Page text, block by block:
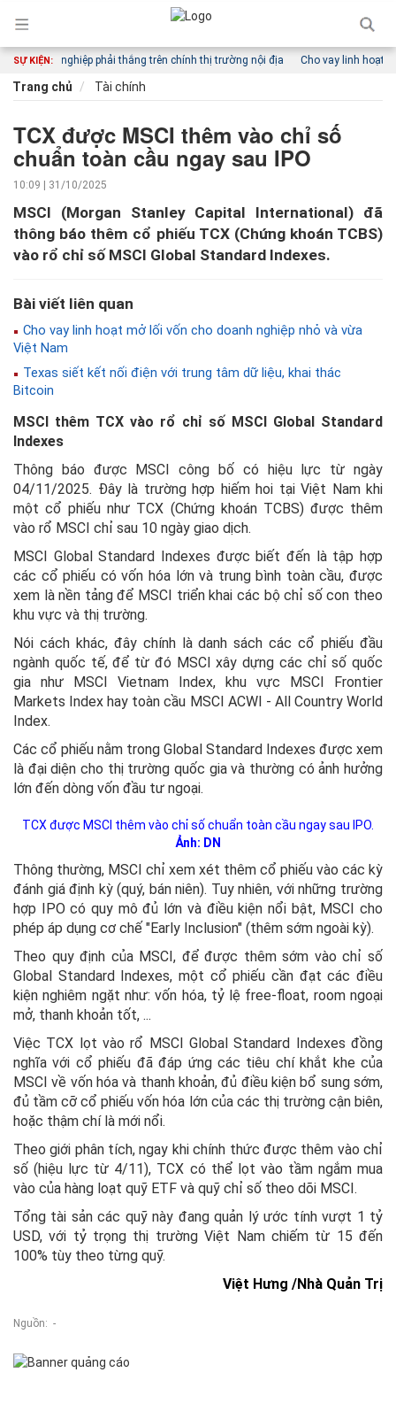
SỰ KIỆN:nghiệp phải thắng trên chính thị trường nội địa Cho vay linh hoạt mở
Trang chủ Tài chính
TCX được MSCI thêm vào chỉ số
chuẩn toàn cầu ngay sau IPO
10:09 | 31/10/2025
MSCI (Morgan Stanley Capital International) đã
thông báo thêm cổ phiếu TCX (Chứng khoán TCBS)
vào rổ chỉ số MSCI Global Standard Indexes.
Bài viết liên quan
Cho vay linh hoạt mở lối vốn cho doanh nghiệp nhỏ và vừa
Việt Nam
Texas siết kết nối điện với trung tâm dữ liệu, khai thác
Bitcoin
MSCI thêm TCX vào rổ chỉ số MSCI Global Standard
Indexes
Thông báo được MSCI công bố có hiệu lực từ ngày
04/11/2025. Đây là trường hợp hiếm hoi tại Việt Nam khi
một cổ phiếu như TCX (Chứng khoán TCBS) được thêm
vào rổ MSCI chỉ sau 10 ngày giao dịch.
MSCI Global Standard Indexes được biết đến là tập hợp
các cổ phiếu có vốn hóa lớn và trung bình toàn cầu, được
xem là nền tảng để MSCI triển khai các bộ chỉ số con theo
khu vực và thị trường.
Nói cách khác, đây chính là danh sách các cổ phiếu đầu
ngành quốc tế, để từ đó MSCI xây dựng các chỉ số quốc
gia như MSCI Vietnam Index, khu vực MSCI Frontier
Markets Index hay toàn cầu MSCI ACWI - All Country World
Index.
Các cổ phiếu nằm trong Global Standard Indexes được xem
là đại diện cho thị trường quốc gia và thường có ảnh hưởng
lớn đến dòng vốn đầu tư ngoại.
TCX được MSCI thêm vào chỉ số chuẩn toàn cầu ngay sau IPO.
Ảnh: DN
Thông thường, MSCI chỉ xem xét thêm cổ phiếu vào các kỳ
đánh giá định kỳ (quý, bán niên). Tuy nhiên, với những trường
hợp IPO có quy mô đủ lớn và điều kiện nổi bật, MSCI cho
phép áp dụng cơ chế "Early Inclusion" (thêm sớm ngoài kỳ).
Theo quy định của MSCI, để được thêm sớm vào chỉ số
Global Standard Indexes, một cổ phiếu cần đạt các điều
kiện nghiêm ngặt như: vốn hóa, tỷ lệ free-float, room ngoại
mở, thanh khoản tốt, ...
Việc TCX lọt vào rổ MSCI Global Standard Indexes đồng
nghĩa với cổ phiếu đã đáp ứng các tiêu chí khắt khe của
MSCI về vốn hóa và thanh khoản, đủ điều kiện bổ sung sớm,
đủ tầm cỡ cổ phiếu vốn hóa lớn của các thị trường cận biên,
hoặc thậm chí là mới nổi.
Theo giới phân tích, ngay khi chính thức được thêm vào chỉ
số (hiệu lực từ 4/11), TCX có thể lọt vào tầm ngắm mua
vào của hàng loạt quỹ ETF và quỹ chỉ số theo dõi MSCI.
Tổng tài sản các quỹ này đang quản lý ước tính vượt 1 tỷ
USD, với tỷ trọng thị trường Việt Nam chiếm từ 15 đến
100% tùy theo từng quỹ.
Việt Hưng /Nhà Quản Trị
Nguồn: -